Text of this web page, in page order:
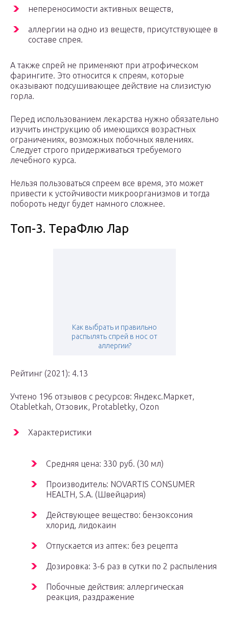
непереносимости активных веществ,
аллергии на одно из веществ, присутствующее в
составе спрея.
А также спрей не применяют при атрофическом
фарингите. Это относится к спреям, которые
оказывают подсушивающее действие на слизистую
горла.
Перед использованием лекарства нужно обязательно
изучить инструкцию об имеющихся возрастных
ограничениях, возможных побочных явлениях.
Следует строго придерживаться требуемого
лечебного курса.
Нельзя пользоваться спреем все время, это может
привести к устойчивости микроорганизмов и тогда
побороть недуг будет намного сложнее.
Топ-3. ТераФлю Лар
Как выбрать и правильно
распылять спрей в нос от
аллергии?
Рейтинг (2021): 4.13
Учтено 196 отзывов с ресурсов: Яндекс.Маркет,
Оtabletkah, Отзовик, Protabletky, Ozon
Характеристики
Средняя цена: 330 руб. (30 мл)
Производитель: NOVARTIS CONSUMER
HEALTH, S.A. (Швейцария)
Действующее вещество: бензоксония
хлорид, лидокаин
Отпускается из аптек: без рецепта
Дозировка: 3-6 раз в сутки по 2 распыления
Побочные действия: аллергическая
реакция, раздражение